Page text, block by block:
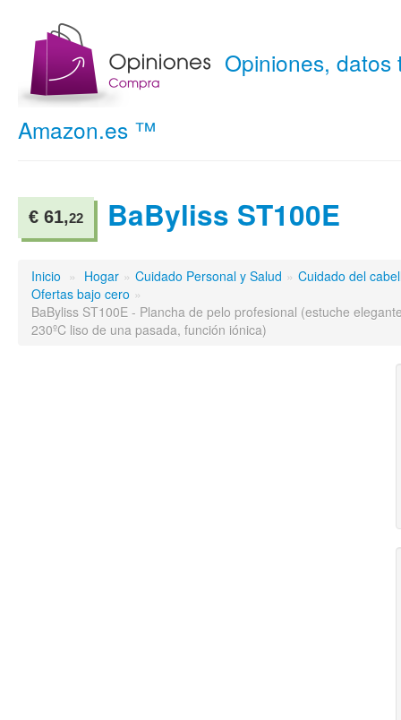
Opiniones,
Amazon.es ™
€ 61,22 BaByliss ST100E
Inicio » Hogar » Cuidado Personal y Salud » Cuidado del
Ofertas bajo cero »
BaByliss ST100E - Plancha de pelo profesional (estuche
230ºC liso de una pasada, función iónica)